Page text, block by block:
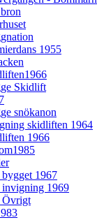
1955
Skidlift
snökanon
skidliften 1964
1966
1967
1969